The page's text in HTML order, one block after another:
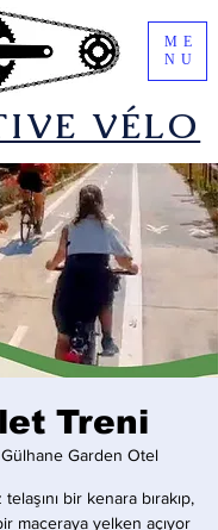
VÉLO
ME
NU
Treni
Gülhane Garden Otel
bir kenara bırakıp,
maceraya yelken açıyor